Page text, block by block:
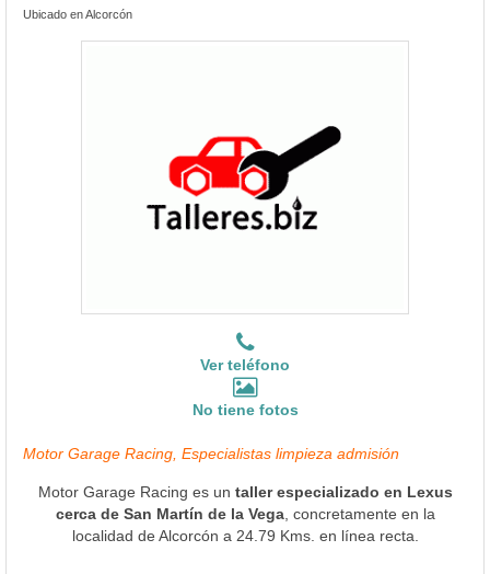
Ubicado en Alcorcón
Ver teléfono
No tiene fotos
Motor Garage Racing, Especialistas limpieza admisión
Motor Garage Racing es un taller especializado en Lexus
cerca de San Martín de la Vega, concretamente en la
localidad de Alcorcón a 24.79 Kms. en línea recta.